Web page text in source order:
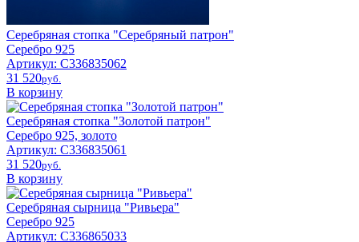
Серебряная стопка "Серебряный патрон"
Серебро 925
Артикул: С336835062
31 520pyб.
В корзину
Серебряная стопка "Золотой патрон"
Серебро 925, золото
Артикул: С336835061
31 520pyб.
В корзину
Серебряная сырница "Ривьера"
Серебро 925
Артикул: С336865033